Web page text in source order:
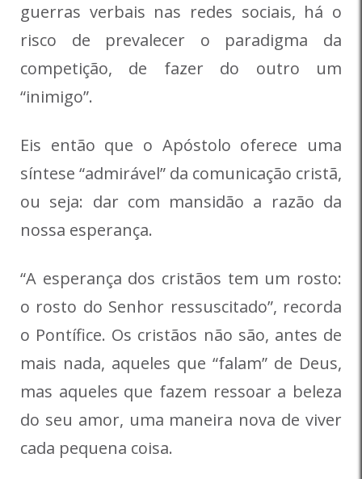
guerras verbais nas redes sociais, há o
risco de prevalecer o paradigma da
competição, de fazer do outro um
“inimigo”.
Eis então que o Apóstolo oferece uma
síntese “admirável” da comunicação cristã,
ou seja: dar com mansidão a razão da
nossa esperança.
“A esperança dos cristãos tem um rosto:
o rosto do Senhor ressuscitado”, recorda
o Pontífice. Os cristãos não são, antes de
mais nada, aqueles que “falam” de Deus,
mas aqueles que fazem ressoar a beleza
do seu amor, uma maneira nova de viver
cada pequena coisa.